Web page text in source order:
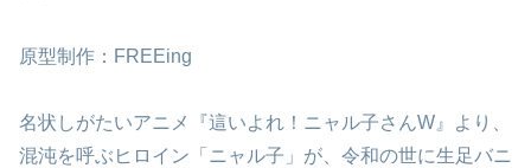
原型制作：FREEing
名状しがたいアニメ『這いよれ！ニャル子さんW』より、
混沌を呼ぶヒロイン「ニャル子」が、令和の世に生足バニ